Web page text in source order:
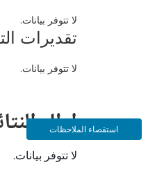
لا تتوفر بيانات.
تقديرات
لا تتوفر بيانات.
إطار
لا تتوفر بيانات.
استقصاء الملاحظات